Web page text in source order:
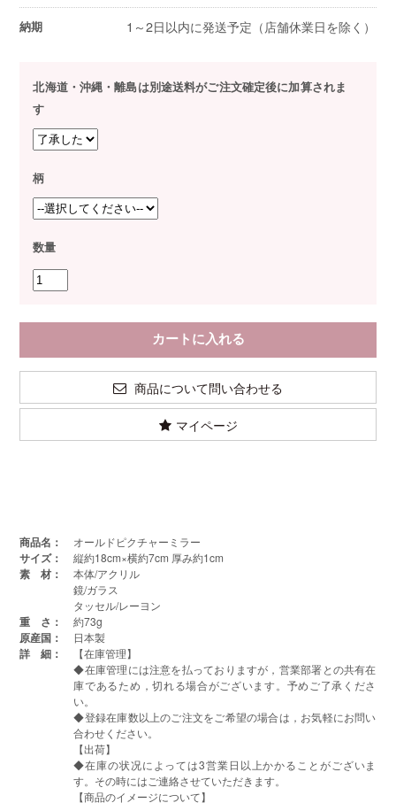
納期 1～2日以内に発送予定（店舗休業日を除く）
北海道・沖縄・離島は別途送料がご注文確定後に加算されま
す
柄
数量
商品について問い合わせる
マイページ
商品名： オールドピクチャーミラー
サイズ： 縦約18cm×横約7cm 厚み約1cm
素 材：
本体/アクリル
鏡/ガラス
タッセル/レーヨン
重 さ： 約73g
原産国： 日本製
詳 細：
【在庫管理】
◆在庫管理には注意を払っておりますが，営業部署との共有在
庫であるため，切れる場合がございます。予めご了承くださ
い。
◆登録在庫数以上のご注文をご希望の場合は，お気軽にお問い
合わせください。
【出荷】
◆在庫の状况によっては3営業日以上かかることがございま
す。その時にはご連絡させていただきます。
【商品のイメージについて】